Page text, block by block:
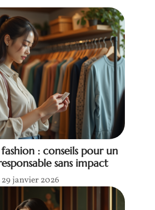
: conseils pour un
sans impact
29 janvier 2026